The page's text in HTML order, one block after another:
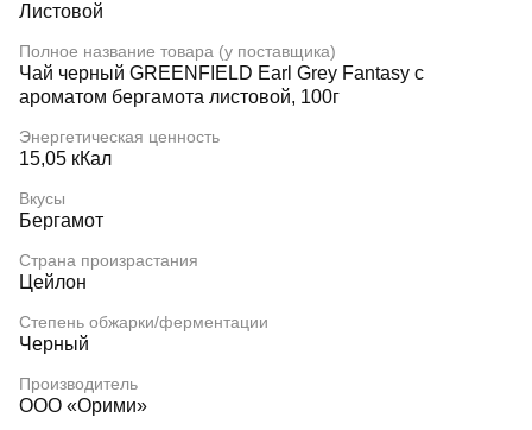
Листовой
Полное название товара (у поставщика)
Чай черный GREENFIELD Earl Grey Fantasy с
ароматом бергамота листовой, 100г
Энергетическая ценность
15,05 кКал
Вкусы
Бергамот
Страна произрастания
Цейлон
Степень обжарки/ферментации
Черный
Производитель
ООО «Орими»